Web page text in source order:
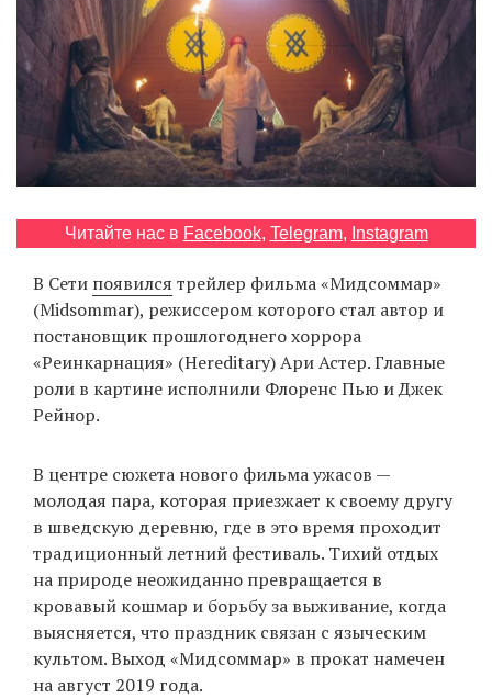
EN
UA
Читайте нас в Facebook, Telegram, Instagram
В Сети появился трейлер фильма «Мидсоммар»
(Midsommar), режиссером которого стал автор и
постановщик прошлогоднего хоррора
«Реинкарнация» (Hereditary) Ари Астер. Главные
роли в картине исполнили Флоренс Пью и Джек
Рейнор.
В центре сюжета нового фильма ужасов —
молодая пара, которая приезжает к своему другу
в шведскую деревню, где в это время проходит
традиционный летний фестиваль. Тихий отдых
на природе неожиданно превращается в
кровавый кошмар и борьбу за выживание, когда
выясняется, что праздник связан с языческим
культом. Выход «Мидсоммар» в прокат намечен
на август 2019 года.